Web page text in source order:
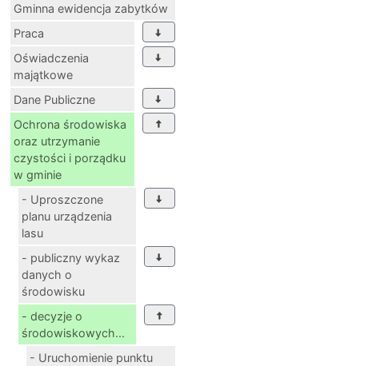
Gminna ewidencja zabytków
Praca
Oświadczenia
majątkowe
Dane Publiczne
Ochrona środowiska
oraz utrzymanie
czystości i porządku
w gminie
- Uproszczone
planu urządzenia
lasu
- publiczny wykaz
danych o
środowisku
- decyzje o
środowiskowych...
- Uruchomienie punktu